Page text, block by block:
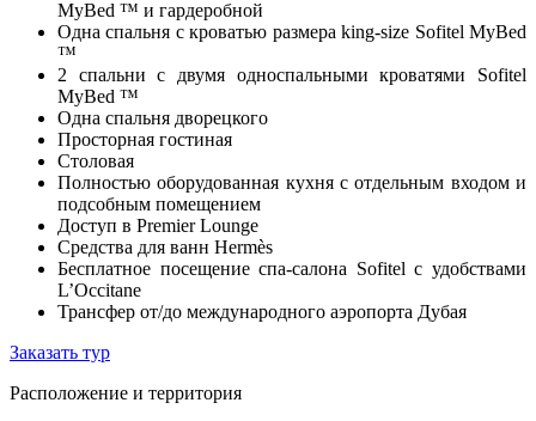
MyBed ™ и гардеробной
Одна спальня с кроватью размера king-size Sofitel MyBed
™
2 спальни с двумя односпальными кроватями Sofitel
MyBed ™
Одна спальня дворецкого
Просторная гостиная
Столовая
Полностью оборудованная кухня с отдельным входом и
подсобным помещением
Доступ в Premier Lounge
Средства для ванн Hermès
Бесплатное посещение спа-салона Sofitel с удобствами
L’Occitane
Трансфер от/до международного аэропорта Дубая
Заказать тур
Расположение и территория